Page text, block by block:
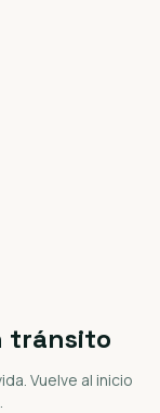
tránsito
Vuelve al inicio